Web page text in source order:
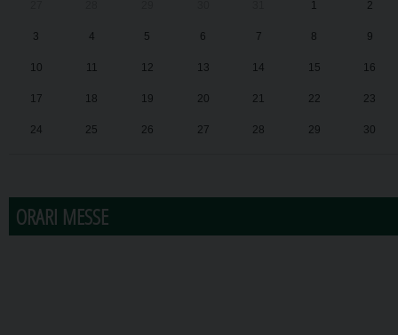
1 2
3 4 5 6 7 8 9
10 11 12 13 14 15 16
17 18 19 20 21 22 23
24 25 26 27 28 29 30
ORARI MESSE